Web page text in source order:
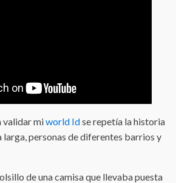
validar miworld Idse repetía la historia
personas de diferentes barrios y
de una camisa que llevaba puesta